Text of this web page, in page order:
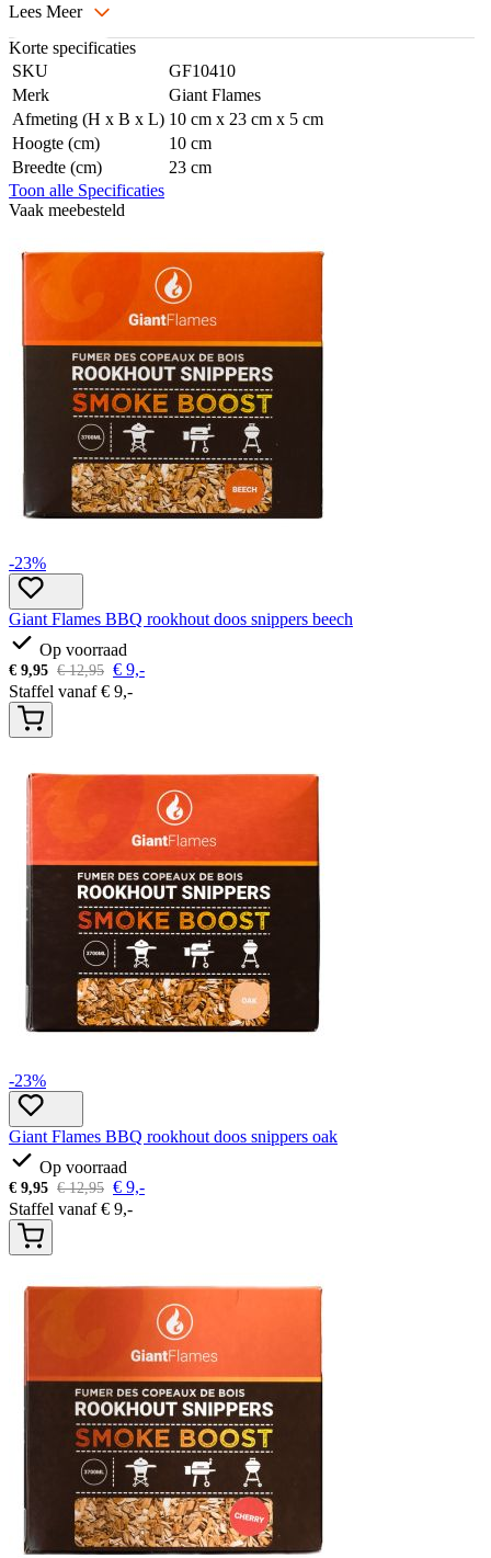
Lees Meer
Korte specificaties
SKU
GF10410
Merk
Giant Flames
Afmeting (H x B x L) 10 cm x 23 cm x 5 cm
Hoogte (cm)
10 cm
Breedte (cm)
23 cm
Toon alle Specificaties
Vaak meebesteld
-23%
Giant Flames BBQ rookhout doos snippers beech
Op voorraad
€ 9,95 €12,95 € 9,-
Staffel vanaf€ 9,-
-23%
Giant Flames BBQ rookhout doos snippers oak
Op voorraad
€ 9,95 €12,95 € 9,-
Staffel vanaf€ 9,-